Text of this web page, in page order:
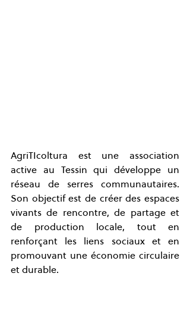
AgriTIcoltura est une association
active au Tessin qui développe un
réseau de serres communautaires.
Son objectif est de créer des espaces
vivants de rencontre, de partage et
de production locale, tout en
renforçant les liens sociaux et en
promouvant une économie circulaire
et durable.